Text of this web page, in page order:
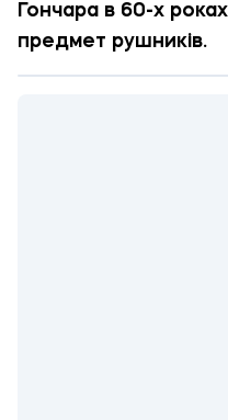
Гончара в 60-х
предмет рушників.